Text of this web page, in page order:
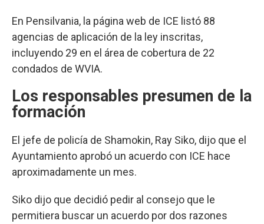
En Pensilvania, la página web de ICE listó 88
agencias de aplicación de la ley inscritas,
incluyendo 29 en el área de cobertura de 22
condados de WVIA.
Los responsables presumen de la
formación
El jefe de policía de Shamokin, Ray Siko, dijo que el
Ayuntamiento aprobó un acuerdo con ICE hace
aproximadamente un mes.
Siko dijo que decidió pedir al consejo que le
permitiera buscar un acuerdo por dos razones